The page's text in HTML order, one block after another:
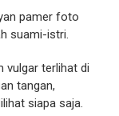
pamer foto
suami-istri.
vulgar terlihat di
tangan,
siapa saja.